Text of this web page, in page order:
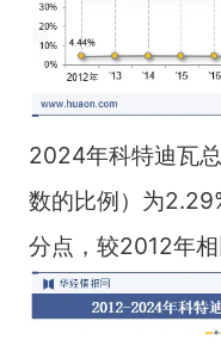
2024年科特迪瓦
数的比例）为
分点，较2012年